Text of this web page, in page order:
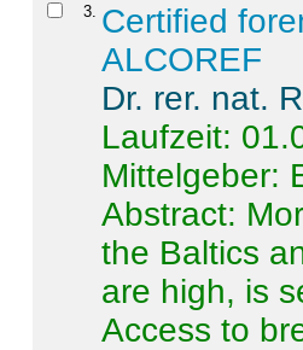
3 Certified
ALCOREF
Dr. rer. nat.
Laufzeit:
Mittelgeber:
Abstract:
the Baltics
are high, is
Access to